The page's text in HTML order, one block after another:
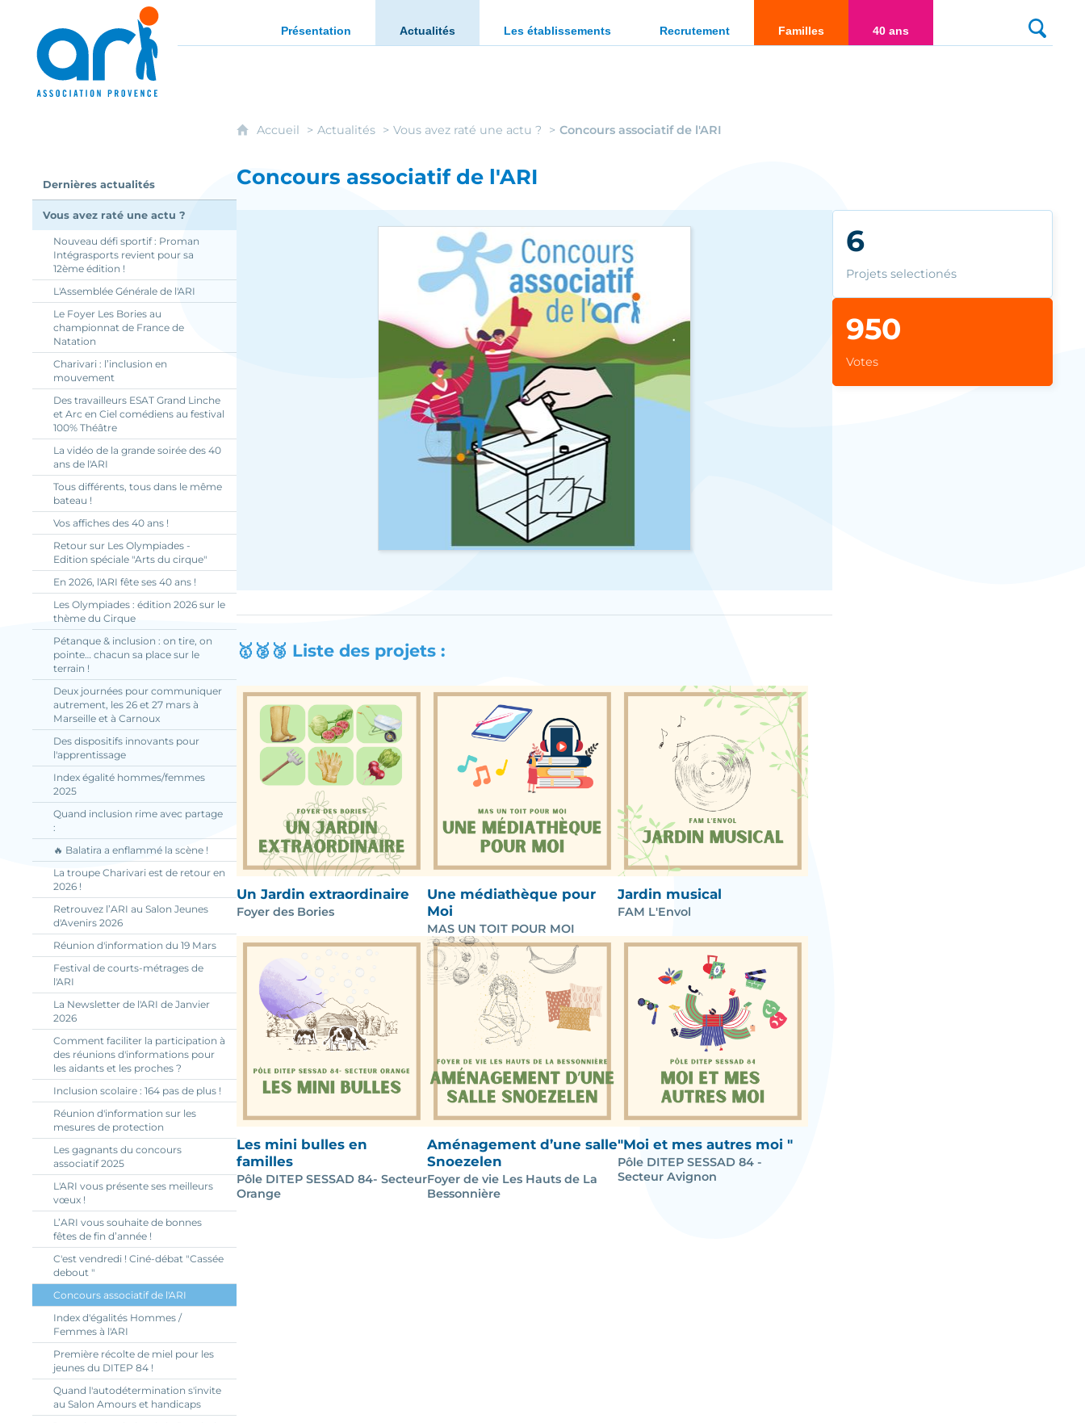
ARI - Association régionale pour l'intégration des personnes en situation de handicap ou en difficulté
Présentation Actualités Les établissements Recrutement Familles 40 ans
Dernières actualités
Vous avez raté une actu ?
Nouveau défi sportif : Proman
Intégrasports revient pour sa
12ème édition !
L'Assemblée Générale de l'ARI
Le Foyer Les Bories au
championnat de France de
Natation
Charivari : l’inclusion en
mouvement
Des travailleurs ESAT Grand Linche
et Arc en Ciel comédiens au festival
100% Théâtre
La vidéo de la grande soirée des 40
ans de l'ARI
Tous différents, tous dans le même
bateau !
Vos affiches des 40 ans !
Retour sur Les Olympiades -
Edition spéciale "Arts du cirque"
En 2026, l'ARI fête ses 40 ans !
Les Olympiades : édition 2026 sur le
thème du Cirque
Pétanque & inclusion : on tire, on
pointe… chacun sa place sur le
terrain !
Deux journées pour communiquer
autrement, les 26 et 27 mars à
Marseille et à Carnoux
Des dispositifs innovants pour
l'apprentissage
Index égalité hommes/femmes
2025
Quand inclusion rime avec partage
:
🔥 Balatira a enflammé la scène !
La troupe Charivari est de retour en
2026 !
Retrouvez l’ARI au Salon Jeunes
d'Avenirs 2026
Réunion d'information du 19 Mars
Festival de courts-métrages de
l'ARI
La Newsletter de l'ARI de Janvier
2026
Comment faciliter la participation à
des réunions d'informations pour
les aidants et les proches ?
Inclusion scolaire : 164 pas de plus !
Réunion d'information sur les
mesures de protection
Les gagnants du concours
associatif 2025
L'ARI vous présente ses meilleurs
vœux !
L’ARI vous souhaite de bonnes
fêtes de fin d’année !
C'est vendredi ! Ciné-débat "Cassée
debout "
Concours associatif de l'ARI
Index d'égalités Hommes /
Femmes à l'ARI
Première récolte de miel pour les
jeunes du DITEP 84 !
Quand l'autodétermination s'invite
au Salon Amours et handicaps
Accueil Actualités Vous avez raté une actu ? Concours associatif de l'ARI
Concours associatif de l'ARI
🥇🥈🥉 Liste des projets :
Un Jardin extraordinaire
Foyer des Bories
Une médiathèque pour
Moi
MAS UN TOIT POUR MOI
Jardin musical
FAM L'Envol
Les mini bulles en
familles
Pôle DITEP SESSAD 84- Secteur
Orange
Aménagement d’une salle
Snoezelen
Foyer de vie Les Hauts de La
Bessonnière
"Moi et mes autres moi "
Pôle DITEP SESSAD 84 -
Secteur Avignon
6
Projets selectionés
950
Votes